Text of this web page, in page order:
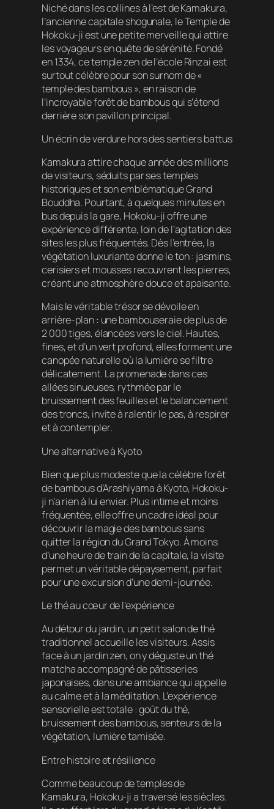
Niché dans les collines à l’est de Kamakura,
l’ancienne capitale shogunale, le Temple de
Hokoku-ji est une petite merveille qui attire
les voyageurs en quête de sérénité. Fondé
en 1334, ce temple zen de l’école Rinzai est
surtout célèbre pour son surnom de «
temple des bambous », en raison de
l’incroyable forêt de bambous qui s’étend
derrière son pavillon principal.
Un écrin de verdure hors des sentiers battus
Kamakura attire chaque année des millions
de visiteurs, séduits par ses temples
historiques et son emblématique Grand
Bouddha. Pourtant, à quelques minutes en
bus depuis la gare, Hokoku-ji offre une
expérience différente, loin de l’agitation des
sites les plus fréquentés. Dès l’entrée, la
végétation luxuriante donne le ton : jasmins,
cerisiers et mousses recouvrent les pierres,
créant une atmosphère douce et apaisante.
Mais le véritable trésor se dévoile en
arrière-plan : une bambouseraie de plus de
2 000 tiges, élancées vers le ciel. Hautes,
fines, et d’un vert profond, elles forment une
canopée naturelle où la lumière se filtre
délicatement. La promenade dans ces
allées sinueuses, rythmée par le
bruissement des feuilles et le balancement
des troncs, invite à ralentir le pas, à respirer
et à contempler.
Une alternative à Kyoto
Bien que plus modeste que la célèbre forêt
de bambous d’Arashiyama à Kyoto, Hokoku-
ji n’a rien à lui envier. Plus intime et moins
fréquentée, elle offre un cadre idéal pour
découvrir la magie des bambous sans
quitter la région du Grand Tokyo. À moins
d’une heure de train de la capitale, la visite
permet un véritable dépaysement, parfait
pour une excursion d’une demi-journée.
Le thé au cœur de l’expérience
Au détour du jardin, un petit salon de thé
traditionnel accueille les visiteurs. Assis
face à un jardin zen, on y déguste un thé
matcha accompagné de pâtisseries
japonaises, dans une ambiance qui appelle
au calme et à la méditation. L’expérience
sensorielle est totale : goût du thé,
bruissement des bambous, senteurs de la
végétation, lumière tamisée.
Entre histoire et résilience
Comme beaucoup de temples de
Kamakura, Hokoku-ji a traversé les siècles.